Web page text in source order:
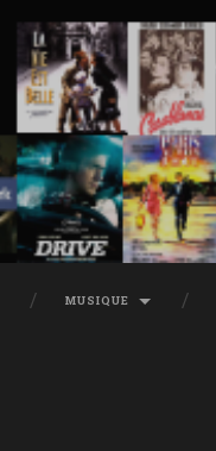
MUSIQUE